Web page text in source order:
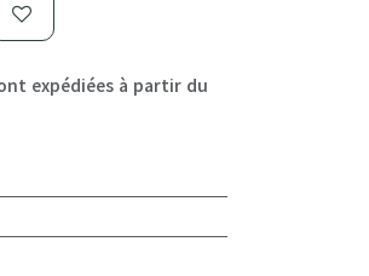
expédiées à partir du